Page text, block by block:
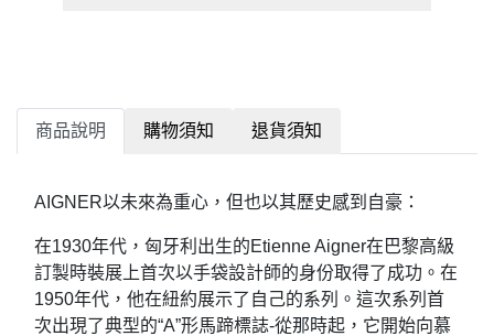
商品說明 購物須知 退貨須知
AIGNER以未來為重心，但也以其歷史感到自豪：
在1930年代，匈牙利出生的Etienne Aigner在巴黎高級
訂製時裝展上首次以手袋設計師的身份取得了成功。在
1950年代，他在紐約展示了自己的系列。這次系列首
次出現了典型的“A”形馬蹄標誌-從那時起，它開始向慕